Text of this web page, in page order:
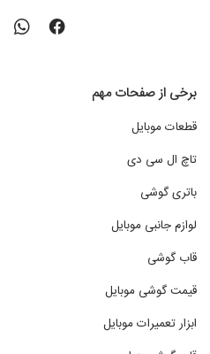
برخی از صفحات مهم
قطعات موبایل
تاچ ال سی دی
باتری گوشی
لوازم جانبی موبایل
قاب گوشی
قیمت گوشی موبایل
ابزار تعمیرات موبایل